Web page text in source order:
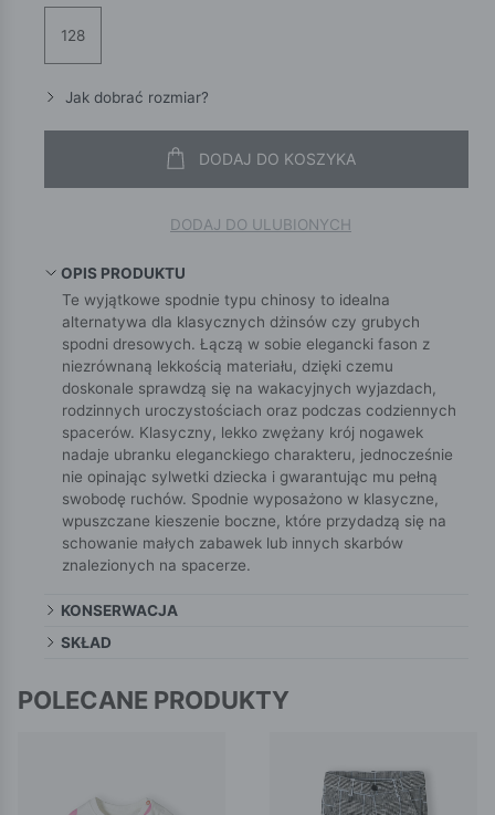
128
Jak dobrać rozmiar?
DODAJ DO KOSZYKA
DODAJ DO ULUBIONYCH
OPIS PRODUKTU
Te wyjątkowe spodnie typu chinosy to idealna
alternatywa dla klasycznych dżinsów czy grubych
spodni dresowych. Łączą w sobie elegancki fason z
niezrównaną lekkością materiału, dzięki czemu
doskonale sprawdzą się na wakacyjnych wyjazdach,
rodzinnych uroczystościach oraz podczas codziennych
spacerów. Klasyczny, lekko zwężany krój nogawek
nadaje ubranku eleganckiego charakteru, jednocześnie
nie opinając sylwetki dziecka i gwarantując mu pełną
swobodę ruchów. Spodnie wyposażono w klasyczne,
wpuszczane kieszenie boczne, które przydadzą się na
schowanie małych zabawek lub innych skarbów
znalezionych na spacerze.
KONSERWACJA
SKŁAD
POLECANE PRODUKTY